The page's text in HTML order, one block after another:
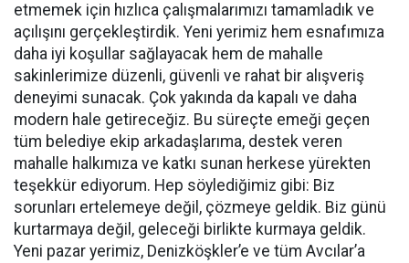
etmemek için hızlıca çalışmalarımızı tamamladık ve
açılışını gerçekleştirdik. Yeni yerimiz hem esnafımıza
daha iyi koşullar sağlayacak hem de mahalle
sakinlerimize düzenli, güvenli ve rahat bir alışveriş
deneyimi sunacak. Çok yakında da kapalı ve daha
modern hale getireceğiz. Bu süreçte emeği geçen
tüm belediye ekip arkadaşlarıma, destek veren
mahalle halkımıza ve katkı sunan herkese yürekten
teşekkür ediyorum. Hep söylediğimiz gibi: Biz
sorunları ertelemeye değil, çözmeye geldik. Biz günü
kurtarmaya değil, geleceği birlikte kurmaya geldik.
Yeni pazar yerimiz, Denizköşkler’e ve tüm Avcılar’a